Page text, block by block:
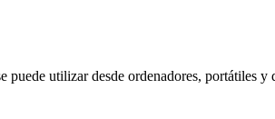
utilizar desde ordenadores, portátiles y